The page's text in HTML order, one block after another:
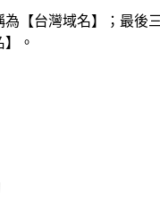
為【台灣域名】；最後
。